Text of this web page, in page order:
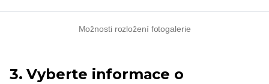
Možnosti rozložení fotogalerie
3. Vyberte informace o